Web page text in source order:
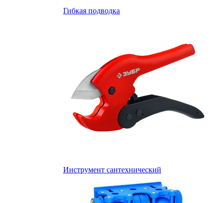
Гибкая подводка
Инструмент сантехнический